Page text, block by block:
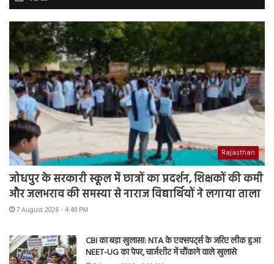
Rajasthan
जोधपुर के सरकारी स्कूल में छात्रों का प्रदर्शन, शिक्षकों की कमी
और जलभराव की समस्या से नाराज विद्यार्थियों ने लगाया ताला
7 August 2026 - 4:49 PM
CBI का बड़ा खुलासा: NTA के एक्सपर्ट्स के जरिए लीक हुआ
NEET-UG का पेपर, चार्जशीट में चौंकाने वाले खुलासे